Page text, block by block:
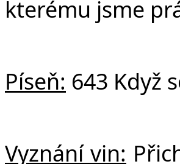
kterému jsme
Píseň: 643 Když
Vyznání vin: